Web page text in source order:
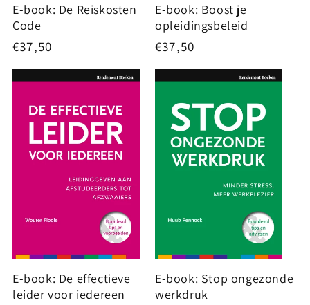
E-book: De Reiskosten
Code
Normale
prijs
€37,50
E-book: Boost je
opleidingsbeleid
Normale
prijs
€37,50
E-book: De effectieve
leider voor iedereen
E-book: Stop ongezonde
werkdruk